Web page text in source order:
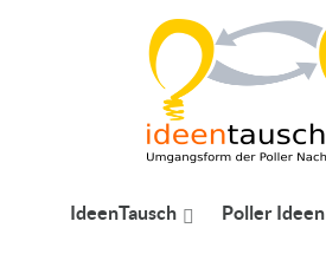
IdeenTausch Poller Ideen